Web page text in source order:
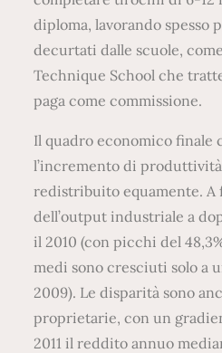
diploma, lavorando spesso
decurtati dalle scuole,
Technique School che
paga come commissione.
Il quadro economico finale
l’incremento di
redistribuito equamente. A
dell’output industriale a
il 2010 (con picchi del
medi sono cresciuti solo a
2009). Le disparità sono
proprietarie, con un
2011 il reddito annuo